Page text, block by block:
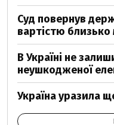
Суд повернув
вартістю близько
В Україні не
неушкодженої
Україна уразила